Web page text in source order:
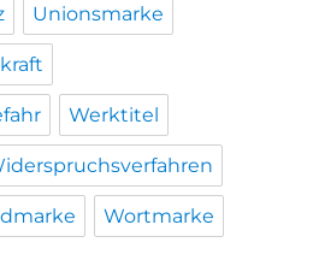
Unionsmarke
Werktitel
Wortmarke